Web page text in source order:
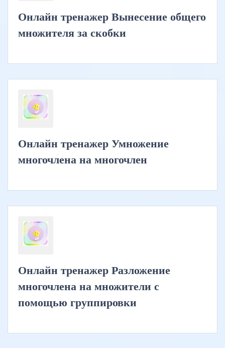
Онлайн тренажер Вынесение общего
множителя за скобки
Онлайн тренажер Умножение
многочлена на многочлен
Онлайн тренажер Разложение
многочлена на множители с
помощью группировки